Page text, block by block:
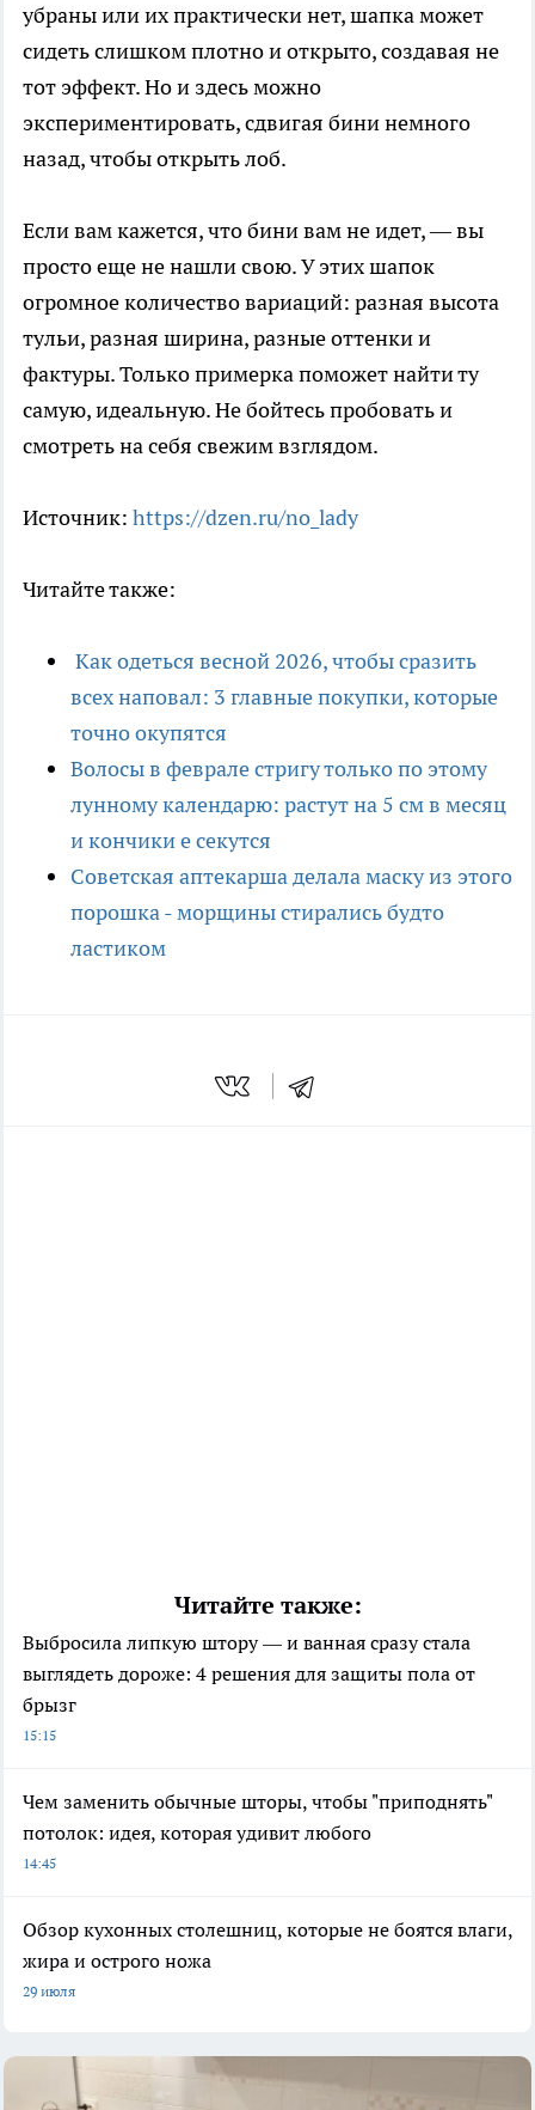
убраны или их практически нет, шапка может
сидеть слишком плотно и открыто, создавая не
тот эффект. Но и здесь можно
экспериментировать, сдвигая бини немного
назад, чтобы открыть лоб.
Если вам кажется, что бини вам не идет, — вы
просто еще не нашли свою. У этих шапок
огромное количество вариаций: разная высота
тульи, разная ширина, разные оттенки и
фактуры. Только примерка поможет найти ту
самую, идеальную. Не бойтесь пробовать и
смотреть на себя свежим взглядом.
Источник: https://dzen.ru/no_lady
Читайте также:
Как одеться весной 2026, чтобы сразить
всех наповал: 3 главные покупки, которые
точно окупятся
Волосы в феврале стригу только по этому
лунному календарю: растут на 5 см в месяц
и кончики е секутся
Советская аптекарша делала маску из этого
порошка - морщины стирались будто
ластиком
Читайте также:
Выбросила липкую штору — и ванная сразу стала
выглядеть дороже: 4 решения для защиты пола от
брызг
15:15
Чем заменить обычные шторы, чтобы "приподнять"
потолок: идея, которая удивит любого
14:45
Обзор кухонных столешниц, которые не боятся влаги,
жира и острого ножа
29 июля